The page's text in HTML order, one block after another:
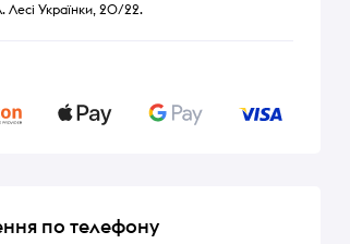
Лесі Українки, 20/22.
по телефону